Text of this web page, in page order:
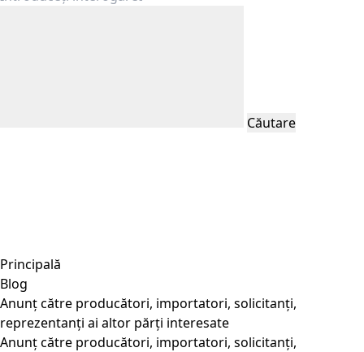
Căutare
Principală
Blog
Anunț către producători, importatori, solicitanți,
reprezentanți ai altor părți interesate
Anunț către producători, importatori, solicitanți,